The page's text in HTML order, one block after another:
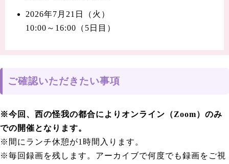
2026年7月21日（火）
10:00～16:00（5日目）
ご確認いただきたい事項
※今回、西の怪我の都合によりオンライン（Zoom）のみ
での開催となります。
※間にランチ休憩が1時間入ります。
※毎回録画を残します。アーカイブで何度でも録画をご視